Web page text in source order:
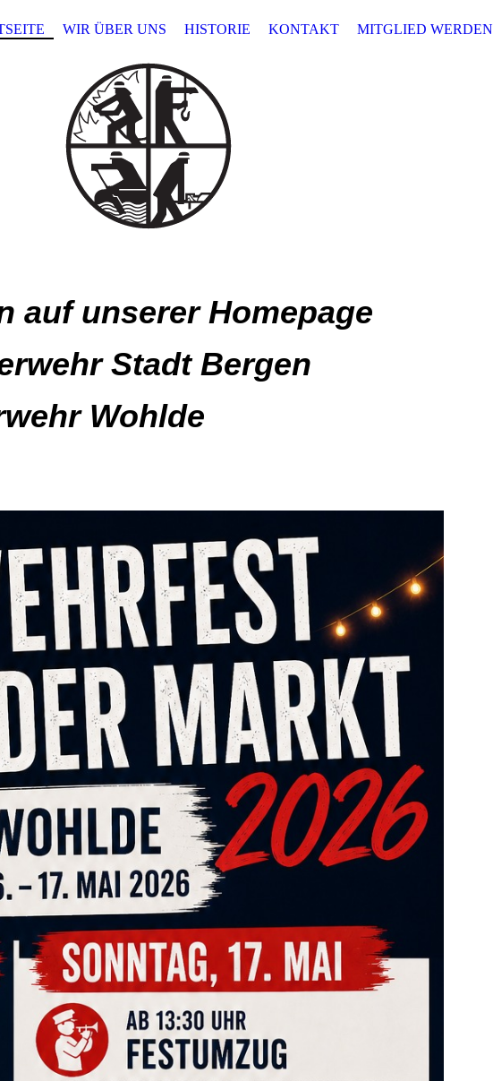
WIR ÜBER UNS HISTORIE KONTAKT MITGLIED WERDEN
auf unserer Homepage
Stadt Bergen
Wohlde